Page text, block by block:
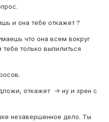
и она тебе откажет ?
что она всем вокруг
только выпилиться
откажет -> ну и хрен с
незавершенное дело. Ты